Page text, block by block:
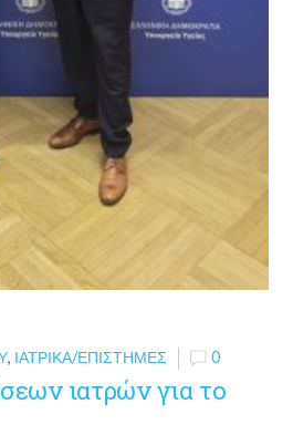
, ΙΑΤΡΙΚΆ/ΕΠΙΣΤΉΜΕΣ 0
ιατρών για το